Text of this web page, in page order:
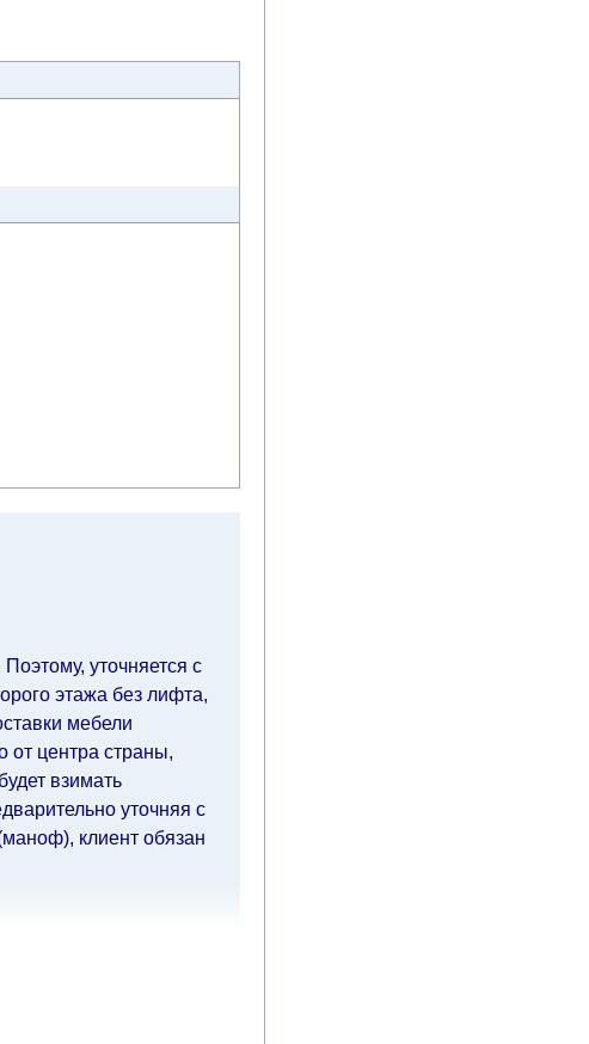
уточняется с
этажа без лифта,
мебели
от центра страны,
взимать
уточняя с
клиент обязан
оплаты от